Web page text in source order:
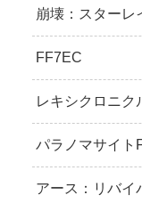
崩壊：スターレ
FF7EC
レキシクロニク
パラノマサイト
アース：リバイ